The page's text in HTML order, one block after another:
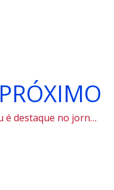
PRÓXIMO
Liceu é destaque no jornal O Globo em reportagem sobre Inteligência Artificial.